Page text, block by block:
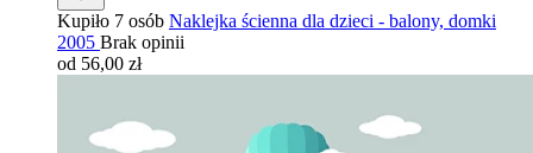
Kupiło 7 osób Naklejka ścienna dla dzieci - balony, domki
2005 Brak opinii
od 56,00 zł